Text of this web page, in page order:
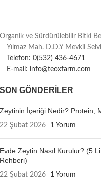
Organik ve Sürdürülebilir Bitki
Yılmaz Mah. D.D.Y Mevkii
Telefon: 0(532) 436-4671
E-mail: info@teoxfarm.com
SON GÖNDERILER
Zeytinin İçeriği Nedir? Protein,
22 Şubat 2026 1 Yorum
Evde Zeytin Nasıl Kurulur? (5
Rehberi)
22 Şubat 2026 1 Yorum